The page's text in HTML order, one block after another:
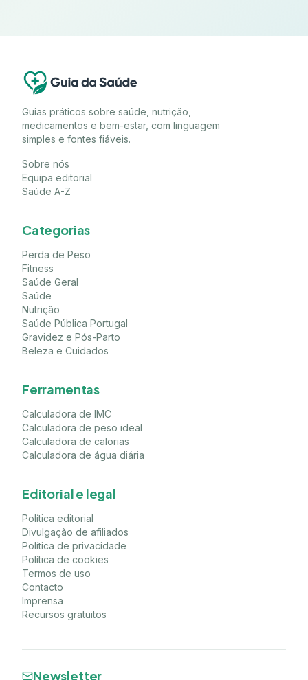
Guias práticos sobre saúde, nutrição,
medicamentos e bem-estar, com linguagem
simples e fontes fiáveis.
Sobre nós
Equipa editorial
Saúde A-Z
Categorias
Perda de Peso
Fitness
Saúde Geral
Saúde
Nutrição
Saúde Pública Portugal
Gravidez e Pós-Parto
Beleza e Cuidados
Ferramentas
Calculadora de IMC
Calculadora de peso ideal
Calculadora de calorias
Calculadora de água diária
Editorial e legal
Política editorial
Divulgação de afiliados
Política de privacidade
Política de cookies
Termos de uso
Contacto
Imprensa
Recursos gratuitos
Newsletter